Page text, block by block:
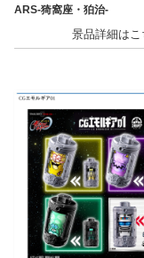
ARS-猗窩座・狛治-